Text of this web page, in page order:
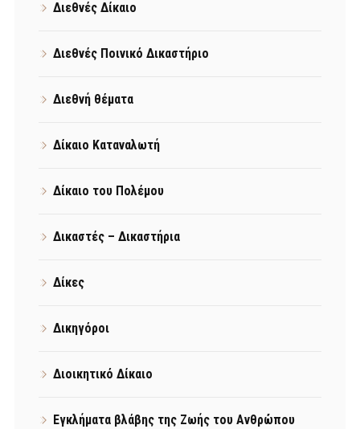
Διεθνές Δίκαιο
Διεθνές Ποινικό Δικαστήριο
Διεθνή θέματα
Δίκαιο Καταναλωτή
Δίκαιο του Πολέμου
Δικαστές – Δικαστήρια
Δίκες
Δικηγόροι
Διοικητικό Δίκαιο
Εγκλήματα βλάβης της Ζωής του Ανθρώπου